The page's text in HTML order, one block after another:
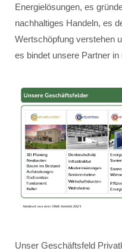
Energielösungen, es
nachhaltiges Handeln, es
Wertschöpfung verstehen
es bindet unsere Partner
Unser Geschäftsfeld